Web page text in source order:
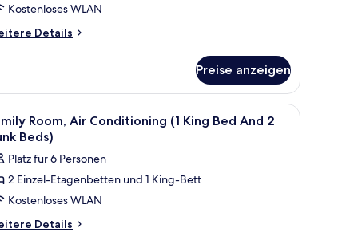
Kostenloses WLAN
Details
Preise anzeigen
Zimmer Ein Hotelzimmer mit zwei Betten, einem
5
Room, Air Conditioning (1 King Bed And 2
Beds)
Platz für 6 Personen
2 Einzel-Etagenbetten und 1 King-Bett
Kostenloses WLAN
Details